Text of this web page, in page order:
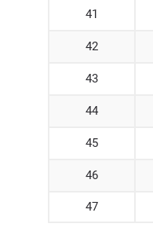
41
42
43
44
45
46
47